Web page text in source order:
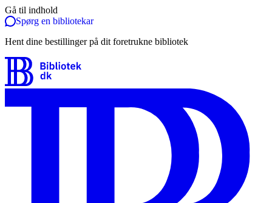
Gå til indhold
Spørg en bibliotekar
Hent dine bestillinger på dit foretrukne bibliotek